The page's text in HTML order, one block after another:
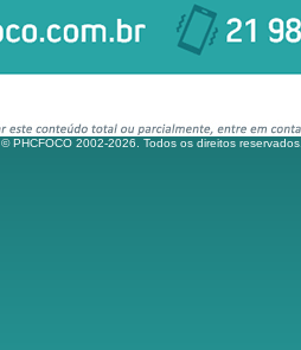
© PHCFOCO 2002-2026. Todos os direitos reservados.